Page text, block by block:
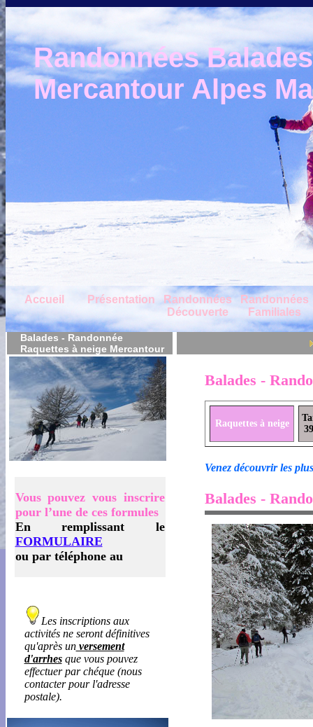
Randonnées
Mercantour Alpes
Accueil Présentation
Randonnées
Découverte
Randonnées
Familiales
Balades - Randonnée
Raquettes à neige Mercantour
Vous pouvez vous inscrire
pour l’une de ces formules
En remplissant le
FORMULAIRE
ou par téléphone au
Les inscriptions aux
activités ne seront définitives
qu'après unversement
d'arrhesque vous pouvez
effectuer par chéque (nous
contacter pour l'adresse
postale).
Balades -
Raquettes à neige
Venez découvrir les
Balades -